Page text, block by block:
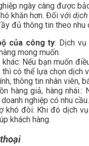
ngày càng được
khăn hơn. Đối với
đủ thông tin theo nhu
của công ty: Dịch
mong muốn.
Nếu bạn muốn
có thể lựa chọn dịch
thông tin nhân viên,
hàng giả, hàng
nghiệp có nhu cầu.
khó đòi: Khi đó dịch
khách hàng.